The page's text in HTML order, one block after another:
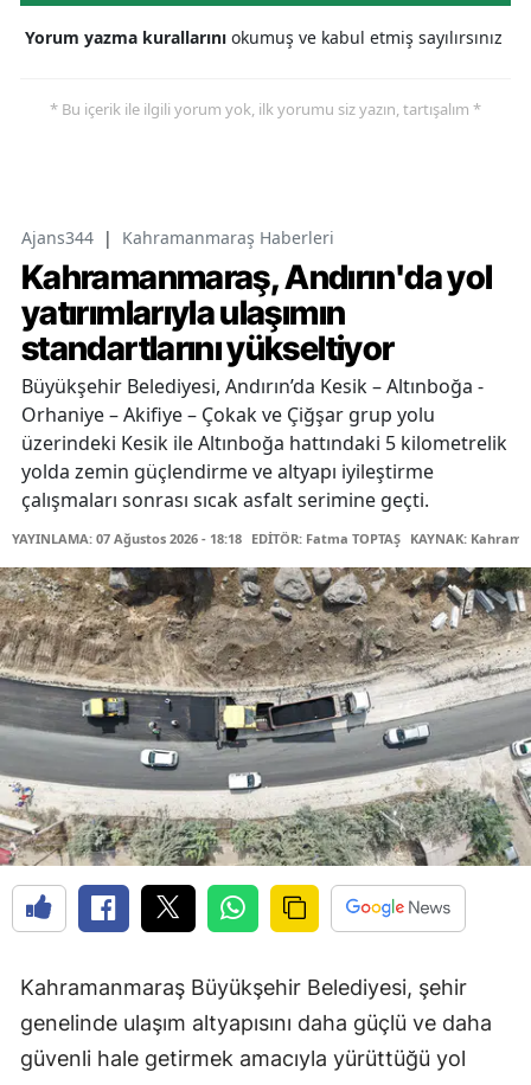
Yorum yazma kurallarını okumuş ve kabul etmiş sayılırsınız
* Bu içerik ile ilgili yorum yok, ilk yorumu siz yazın, tartışalım *
Ajans344 | Kahramanmaraş Haberleri
Kahramanmaraş, Andırın'da yol
yatırımlarıyla ulaşımın
standartlarını yükseltiyor
Büyükşehir Belediyesi, Andırın’da Kesik – Altınboğa -
Orhaniye – Akifiye – Çokak ve Çiğşar grup yolu
üzerindeki Kesik ile Altınboğa hattındaki 5 kilometrelik
yolda zemin güçlendirme ve altyapı iyileştirme
çalışmaları sonrası sıcak asfalt serimine geçti.
YAYINLAMA: 07 Ağustos 2026 - 18:18 EDİTÖR: Fatma TOPTAŞ KAYNAK:
Kahramanmaraş Büyükşehir Belediyesi, şehir
genelinde ulaşım altyapısını daha güçlü ve daha
güvenli hale getirmek amacıyla yürüttüğü yol